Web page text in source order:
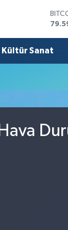
EURO
Kültür Sanat